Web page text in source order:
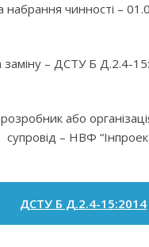
набрання чинності –
заміну – ДСТУ Б Д.2.4-
розробник або
супровід – НВФ
ДСТУ Б Д.2.4-15:2014